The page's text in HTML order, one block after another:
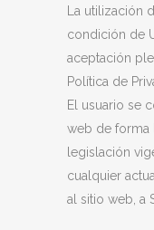
La utilización
condición de
aceptación
Política de
El usuario se
web de forma
legislación
cualquier
al sitio web, a